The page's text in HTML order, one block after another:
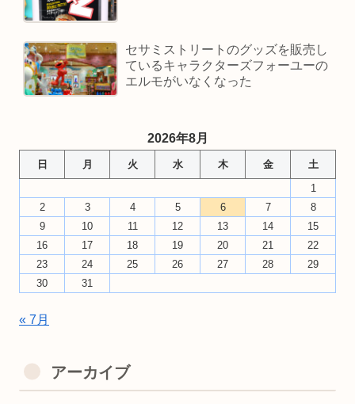
セサミストリートのグッズを販売し
ているキャラクターズフォーユーの
エルモがいなくなった
2026年8月
日 月 火 水 木 金
土
1
2
3 4 5 6 7
8
9
10 11 12 13 14
15
16
17 18 19 20 21
22
23
24 25 26 27 28
29
30
31
« 7月
アーカイブ